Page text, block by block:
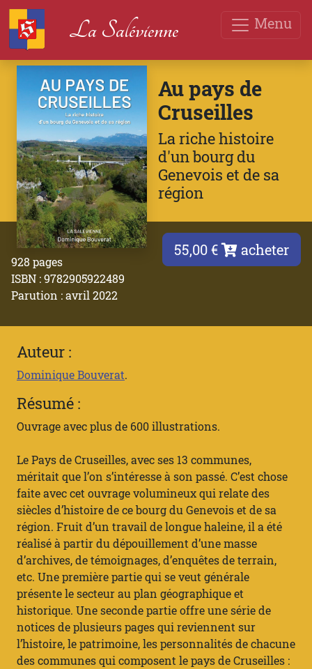
Menu
La Salévienne
Au pays de
Cruseilles
La riche histoire
d'un bourg du
Genevois et de sa
région
55,00 € acheter
928 pages
ISBN : 9782905922489
Parution : avril 2022
Auteur :
Dominique Bouverat.
Résumé :
Ouvrage avec plus de 600 illustrations.
Le Pays de Cruseilles, avec ses 13 communes,
méritait que l’on s’intéresse à son passé. C’est chose
faite avec cet ouvrage volumineux qui relate des
siècles d’histoire de ce bourg du Genevois et de sa
région. Fruit d’un travail de longue haleine, il a été
réalisé à partir du dépouillement d’une masse
d’archives, de témoignages, d’enquêtes de terrain,
etc. Une première partie qui se veut générale
présente le secteur au plan géographique et
historique. Une seconde partie offre une série de
notices de plusieurs pages qui reviennent sur
l’histoire, le patrimoine, les personnalités de chacune
des communes qui composent le pays de Cruseilles :